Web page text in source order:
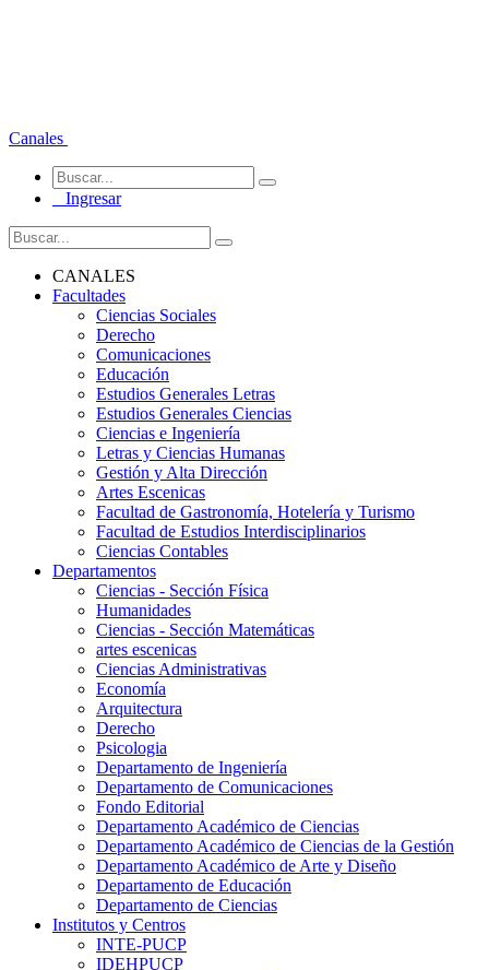
Canales
Ingresar
CANALES
Facultades
Ciencias Sociales
Derecho
Comunicaciones
Educación
Estudios Generales Letras
Estudios Generales Ciencias
Ciencias e Ingeniería
Letras y Ciencias Humanas
Gestión y Alta Dirección
Artes Escenicas
Facultad de Gastronomía, Hotelería y Turismo
Facultad de Estudios Interdisciplinarios
Ciencias Contables
Departamentos
Ciencias - Sección Física
Humanidades
Ciencias - Sección Matemáticas
artes escenicas
Ciencias Administrativas
Economía
Arquitectura
Derecho
Psicologia
Departamento de Ingeniería
Departamento de Comunicaciones
Fondo Editorial
Departamento Académico de Ciencias
Departamento Académico de Ciencias de la Gestión
Departamento Académico de Arte y Diseño
Departamento de Educación
Departamento de Ciencias
Institutos y Centros
INTE-PUCP
IDEHPUCP